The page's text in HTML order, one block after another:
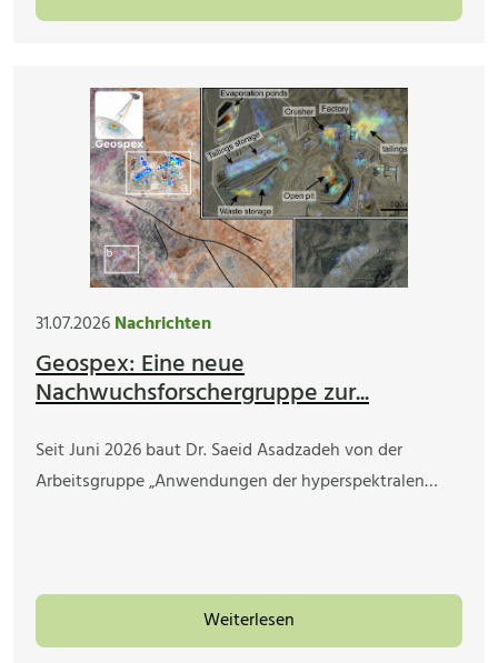
31.07.2026Nachrichten
Geospex: Eine neue
Nachwuchsforschergruppe zur...
Seit Juni 2026 baut Dr. Saeid Asadzadeh von der
Arbeitsgruppe „Anwendungen der hyperspektralen…
Weiterlesen